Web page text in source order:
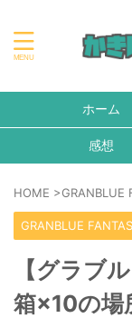
ホーム
感想
HOME >GRANBLUE
GRANBLUE
【グラブ
箱×10の場